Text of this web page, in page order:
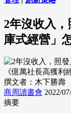
2年沒收入
庫式經營」
《億萬社長高獲利
撰文者：木下勝壽
商周讀書會 2022/
摘要